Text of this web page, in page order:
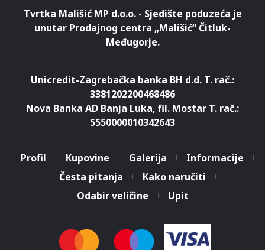
Tvrtka Mališić MP d.o.o. - Sjedište poduzeća je
unutar Prodajnog centra „Mališić“ Čitluk-
Međugorje.
Unicredit-Zagrebačka banka BH d.d. T. rač.:
3381202200468486
Nova Banka AD Banja Luka, fil. Mostar T. rač.:
5550000010342643
Profil Kupovine Galerija
Informacije
Česta pitanja
Kako naručiti
Odabir veličine
Upit